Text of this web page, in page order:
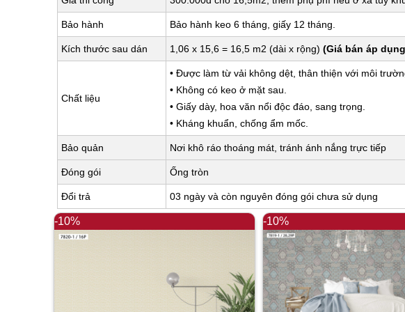
Bảo hành Bảo hành keo 6 tháng, giấy 12 tháng.
Kích thước sau dán 1,06 x 15,6 = 16,5 m2 (dài x rộng) (Giá bán áp
Chất liệu
• Được làm từ vải không dệt, thân thiện với môi
• Không có keo ở mặt sau.
• Giấy dày, hoa văn nổi độc đáo, sang trọng.
• Kháng khuẩn, chống ẩm mốc.
Bảo quản Nơi khô ráo thoáng mát, tránh ánh nắng trực tiếp
Đóng gói Ống tròn
Đổi trả 03 ngày và còn nguyên đóng gói chưa sử dụng
-10% -10%